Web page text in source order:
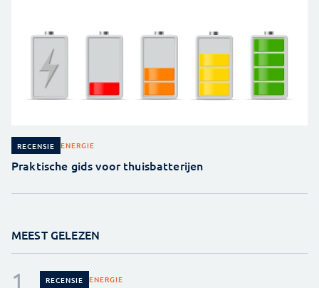
RECENSIE ENERGIE
Praktische gids voor thuisbatterijen
MEEST GELEZEN
RECENSIE ENERGIE